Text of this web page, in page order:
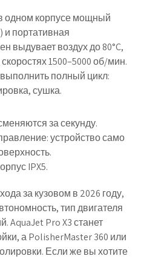
одном корпусемощный
и портативная
выдувает воздух до 80°C,
1500–5000 об/мин.
выполнить полный цикл:
сушка.
за секунду.
устройство само
IPX5.
за кузовом в 2026 году,
тип двигателя
AquaJet Pro X3 станет
а PolisherMaster 360 или
Если же вы хотите